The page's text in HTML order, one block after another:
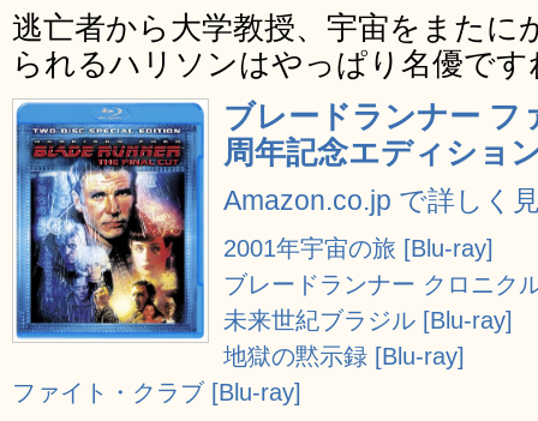
逃亡者から大学教授、宇宙をまたに
られるハリソンはやっぱり名優です
ブレードランナー フ
周年記念エディショ
Amazon.co.jp で詳しく
2001年宇宙の旅 [Blu-ray]
ブレードランナー クロニク
未来世紀ブラジル [Blu-ray]
地獄の黙示録 [Blu-ray]
ファイト・クラブ [Blu-ray]